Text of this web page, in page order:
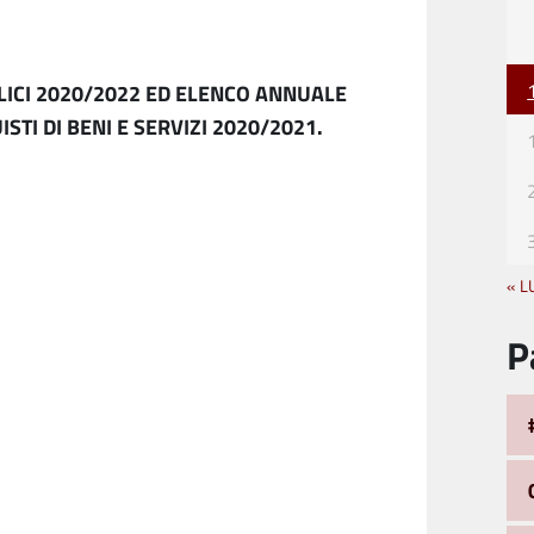
2020/2022 ED ELENCO ANNUALE
DI BENI E SERVIZI 2020/2021.
«